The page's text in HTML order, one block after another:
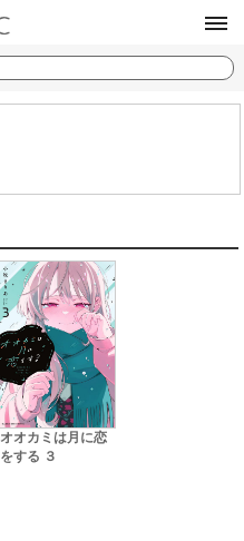
オオカミは月に恋
をする ３